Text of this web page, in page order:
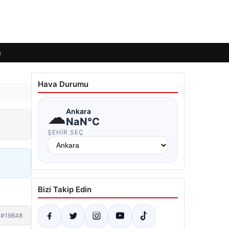
#19848
Hava Durumu
☁Ankara
NaN°C
ŞEHIR SEÇ
Bizi Takip Edin